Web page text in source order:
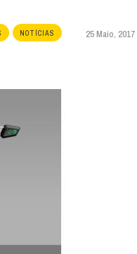
NOTÍCIAS 25 Maio, 2017